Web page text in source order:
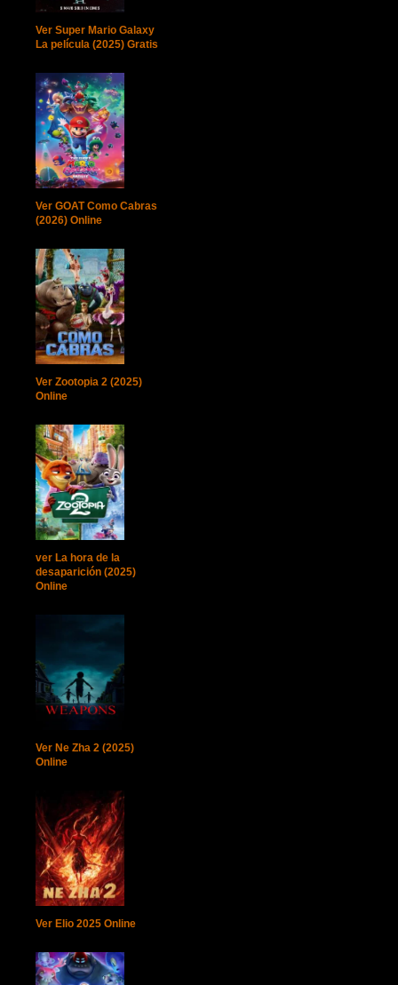
Ver Super Mario Galaxy
La película (2025) Gratis
Ver GOAT Como Cabras
(2026) Online
Ver Zootopia 2 (2025)
Online
ver La hora de la
desaparición (2025)
Online
Ver Ne Zha 2 (2025)
Online
Ver Elio 2025 Online